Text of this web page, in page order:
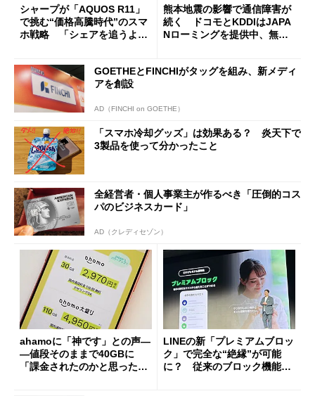
シャープが「AQUOS R11」
で挑む“価格高騰時代”のスマ
ホ戦略 「シェアを追うより
熊本地震の影響で通信障害が
続く ドコモとKDDIはJAPA
Nローミングを提供中、無料
GOETHEとFINCHIがタッグを組み、新メディ
アを創設
AD（FINCHI on GOETHE）
「スマホ冷却グッズ」は効果ある？ 炎天下で
3製品を使って分かったこと
全経営者・個人事業主が作るべき「圧倒的コス
パのビジネスカード」
AD（クレディセゾン）
ahamoに「神です」との声―
―値段そのままで40GBに
「課金されたのかと思った」
LINEの新「プレミアムブロッ
ク」で完全な“絶縁”が可能
に？ 従来のブロック機能と